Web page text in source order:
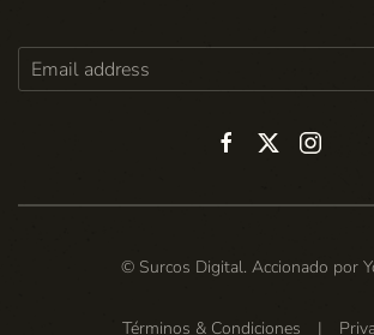
© Surcos Digital. Accionado por
Términos & Condiciones |